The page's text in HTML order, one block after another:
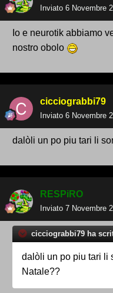
Inviato 6 Novembre
Io e neurotik abbiamo
nostro obolo
cicciograbbi79
Inviato 6 Novembre
dalòli un po piu tari li
RESPiRO
Inviato 7 Novembre
cicciograbbi79 ha
dalòli un po piu tari li
Natale??